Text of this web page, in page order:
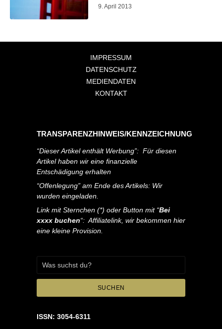
9. April 2013
IMPRESSUM
DATENSCHUTZ
MEDIENDATEN
KONTAKT
TRANSPARENZHINWEIS/KENNZEICHNUNG
“Dieser Artikel enthält Werbung”: Für diesen
Artikel haben wir eine finanzielle
Entschädigung erhalten
“Offenlegung” am Ende des Artikels: Wir
wurden eingeladen.
Link mit Sternchen (*) oder Button mit “Bei
xxxx buchen“: Affiliatelink, wir bekommen hier
eine kleine Provision.
SUCHEN
ISSN: 3054-6311